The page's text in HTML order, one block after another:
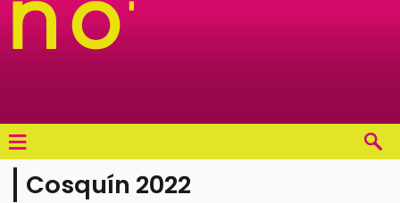
≡
Cosquín 2022